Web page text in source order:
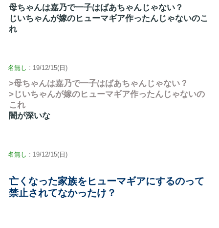
母ちゃんは嘉乃で一子はばあちゃんじゃない？
じいちゃんが嫁のヒューマギア作ったんじゃないのこ
れ
名無し : 19/12/15(日)
>母ちゃんは嘉乃で一子はばあちゃんじゃない？
>じいちゃんが嫁のヒューマギア作ったんじゃないの
これ
闇が深いな
名無し : 19/12/15(日)
亡くなった家族をヒューマギアにするのって
禁止されてなかったけ？